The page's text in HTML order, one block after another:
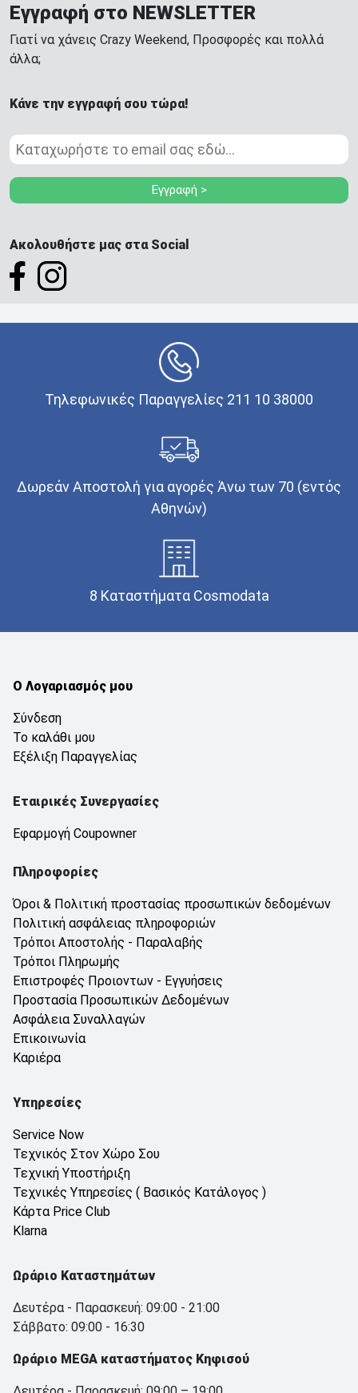
Εγγραφή στο NEWSLETTER
Γιατί να χάνεις Crazy Weekend, Προσφορές και πολλά
άλλα;
Κάνε την εγγραφή σου τώρα!
Εγγραφή >
Ακολουθήστε μας στα Social
Τηλεφωνικές Παραγγελίες 211 10 38000
Δωρεάν Αποστολή για αγορές Άνω των 70 (εντός
Αθηνών)
8 Καταστήματα Cosmodata
Ο Λογαριασμός μου
Σύνδεση
Το καλάθι μου
Εξέλιξη Παραγγελίας
Εταιρικές Συνεργασίες
Εφαρμογή Coupowner
Πληροφορίες
Όροι & Πολιτική προστασίας προσωπικών δεδομένων
Πολιτική ασφάλειας πληροφοριών
Τρόποι Αποστολής - Παραλαβής
Τρόποι Πληρωμής
Επιστροφές Προιοντων - Εγγυήσεις
Προστασία Προσωπικών Δεδομένων
Ασφάλεια Συναλλαγών
Επικοινωνία
Καριέρα
Υπηρεσίες
Service Now
Τεχνικός Στον Χώρο Σου
Τεχνική Υποστήριξη
Τεχνικές Υπηρεσίες ( Βασικός Κατάλογος )
Κάρτα Price Club
Klarna
Ωράριο Καταστημάτων
Δευτέρα - Παρασκευή: 09:00 - 21:00
Σάββατο: 09:00 - 16:30
Ωράριο MEGA καταστήματος Κηφισού